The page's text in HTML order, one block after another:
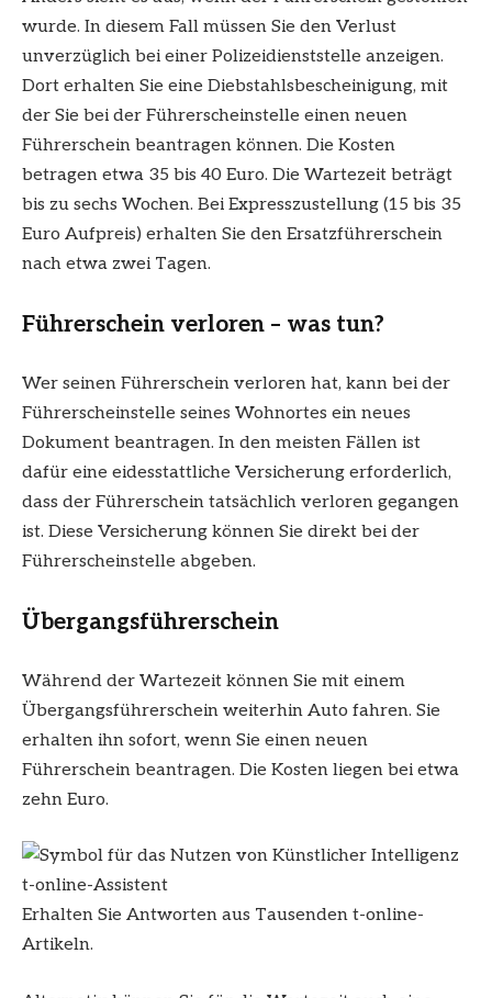
wurde. In diesem Fall müssen Sie den Verlust
unverzüglich bei einer Polizeidienststelle anzeigen.
Dort erhalten Sie eine Diebstahlsbescheinigung, mit
der Sie bei der Führerscheinstelle einen neuen
Führerschein beantragen können. Die Kosten
betragen etwa 35 bis 40 Euro. Die Wartezeit beträgt
bis zu sechs Wochen. Bei Expresszustellung (15 bis 35
Euro Aufpreis) erhalten Sie den Ersatzführerschein
nach etwa zwei Tagen.
Führerschein verloren – was tun?
Wer seinen Führerschein verloren hat, kann bei der
Führerscheinstelle seines Wohnortes ein neues
Dokument beantragen. In den meisten Fällen ist
dafür eine eidesstattliche Versicherung erforderlich,
dass der Führerschein tatsächlich verloren gegangen
ist. Diese Versicherung können Sie direkt bei der
Führerscheinstelle abgeben.
Übergangsführerschein
Während der Wartezeit können Sie mit einem
Übergangsführerschein weiterhin Auto fahren. Sie
erhalten ihn sofort, wenn Sie einen neuen
Führerschein beantragen. Die Kosten liegen bei etwa
zehn Euro.
t-online-Assistent
Erhalten Sie Antworten aus Tausenden t-online-
Artikeln.